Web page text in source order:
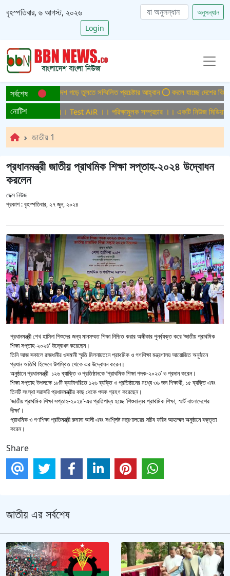
বৃহস্পতিবার, ৬ আগস্ট, ২০২৬
অনুসন্ধান
Login
সর্বশেষবাংলাদেশ গড়ে তুলতে সম্মিলিত প্রচেষ্টার আহ্বান বদলে যাচ্ছে দেশের বিমান
নোটিশসম্প্রচার ।। Test AiR ।। পরিক্ষামুলক সম্প্রচার ।। একটি নিউজ মিডিয়া
জাতীয় 1
প্রধানমন্ত্রী জাতীয় প্রাথমিক শিক্ষা সপ্তাহ-২০২৪ উদ্বোধন
করলেন
ডেক্স নিউজ
প্রকাশ :বৃহস্পতিবার, ২৭ জুন, ২০২৪
প্রধানমন্ত্রী শেখ হাসিনা শিশুদের জন্য মানসম্মত শিক্ষা নিশ্চিত করার অঙ্গীকার পুনর্ব্যক্ত করে ‘জাতীয় প্রাথমিক
শিক্ষা সপ্তাহ-২০২৪’ উদ্বোধন করেছেন।
তিনি আজ সকালে রাজধানীর ওসমানী স্মৃতি মিলনায়তনে প্রাথমিক ও গণশিক্ষা মন্ত্রণালয় আয়োজিত অনুষ্ঠানে
প্রধান অতিথি হিসেবে উপস্থিত থেকে এর উদ্বোধন করেন।
অনুষ্ঠানে প্রধানমন্ত্রী ১২৬ ব্যাক্তি ও প্রতিষ্ঠানকে ‘প্রাথমিক শিক্ষা পদক-২০২৩’ ও প্রদান করেন।
শিক্ষা সপ্তাহ উপলক্ষে ১৮টি ক্যাটাগরিতে ১২৬ ব্যক্তি ও প্রতিষ্ঠানের মধ্যে ৩৬ জন শিক্ষার্থী, ১৫ ব্যক্তি এবং
তিনটি সংস্থা সরাসরি প্রধানমন্ত্রীর কাছ থেকে পদক গ্রহণ করেছেন।
‘জাতীয় প্রাথমিক শিক্ষা সপ্তাহ-২০২৪’-এর প্রতিপাদ্য হচ্ছে ‘শিশুবান্ধব প্রাথমিক শিক্ষা, স্মার্ট বাংলাদেশের
দীক্ষা’।
প্রাথমিক ও গণশিক্ষা প্রতিমন্ত্রী রুমানা আলী এবং সংশ্লিষ্ট মন্ত্রণালয়ের সচিব ফরিদ আহাম্মদ অনুষ্ঠানে বক্তৃতা
করেন।
Share
জাতীয় এর সর্বশেষ